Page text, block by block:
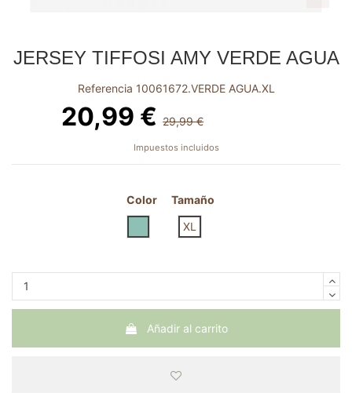
JERSEY TIFFOSI AMY VERDE AGUA
Referencia 10061672.VERDE AGUA.XL
20,99 € 29,99 €
Impuestos incluidos
Color
VERDE AGUA
Tamaño
XL
Añadir al carrito